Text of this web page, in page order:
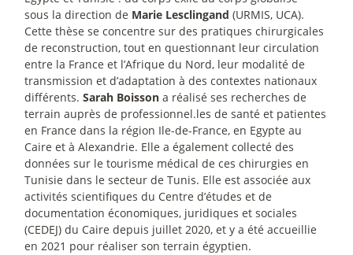
sous la direction de Marie Lesclingand (URMIS, UCA).
Cette thèse se concentre sur des pratiques chirurgicales
de reconstruction, tout en questionnant leur circulation
entre la France et l’Afrique du Nord, leur modalité de
transmission et d’adaptation à des contextes nationaux
différents. Sarah Boisson a réalisé ses recherches de
terrain auprès de professionnel.les de santé et patientes
en France dans la région Ile-de-France, en Egypte au
Caire et à Alexandrie. Elle a également collecté des
données sur le tourisme médical de ces chirurgies en
Tunisie dans le secteur de Tunis. Elle est associée aux
activités scientifiques du Centre d’études et de
documentation économiques, juridiques et sociales
(CEDEJ) du Caire depuis juillet 2020, et y a été accueillie
en 2021 pour réaliser son terrain égyptien.